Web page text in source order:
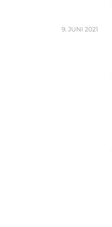
9. JUNI 2021